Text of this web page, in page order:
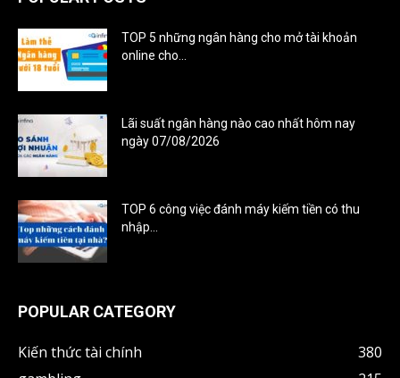
TOP 5 những ngân hàng cho mở tài khoản
online cho...
Lãi suất ngân hàng nào cao nhất hôm nay
ngày 07/08/2026
TOP 6 công việc đánh máy kiếm tiền có thu
nhập...
POPULAR CATEGORY
Kiến thức tài chính
380